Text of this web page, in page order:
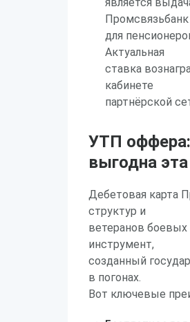
для
Актуальная
ставка
кабинете
партнёрской
УТП
выгодна
Дебетовая карта
структур и
ветеранов боевых
инструмент,
созданный
в погонах.
Вот ключевые